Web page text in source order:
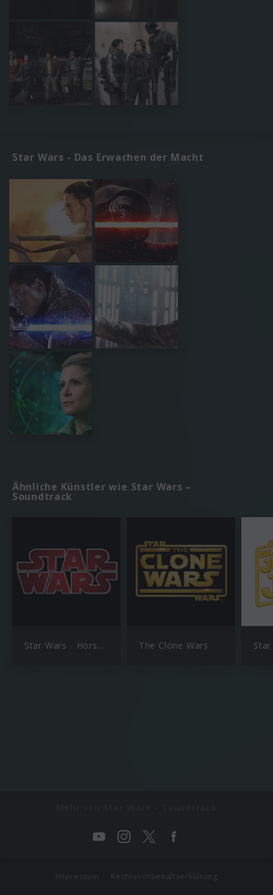
Star Wars - Das Erwachen der Macht
Ähnliche Künstler wie Star Wars –
Soundtrack
Star Wars - Hörspiele The Clone Wars
Impressum Rechtevorbehaltserklärung